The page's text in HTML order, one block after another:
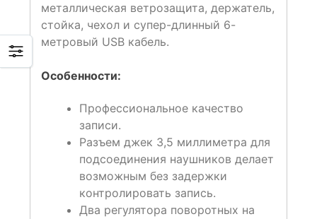
металлическая ветрозащита, держатель,
стойка, чехол и супер-длинный 6-
метровый USB кабель.
Особенности:
Профессиональное качество
записи.
Разъем джек 3,5 миллиметра для
подсоединения наушников делает
возможным без задержки
контролировать запись.
Два регулятора поворотных на